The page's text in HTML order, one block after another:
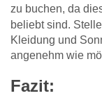
zu buchen, da
beliebt sind.
Kleidung und
angenehm wie
Fazit: